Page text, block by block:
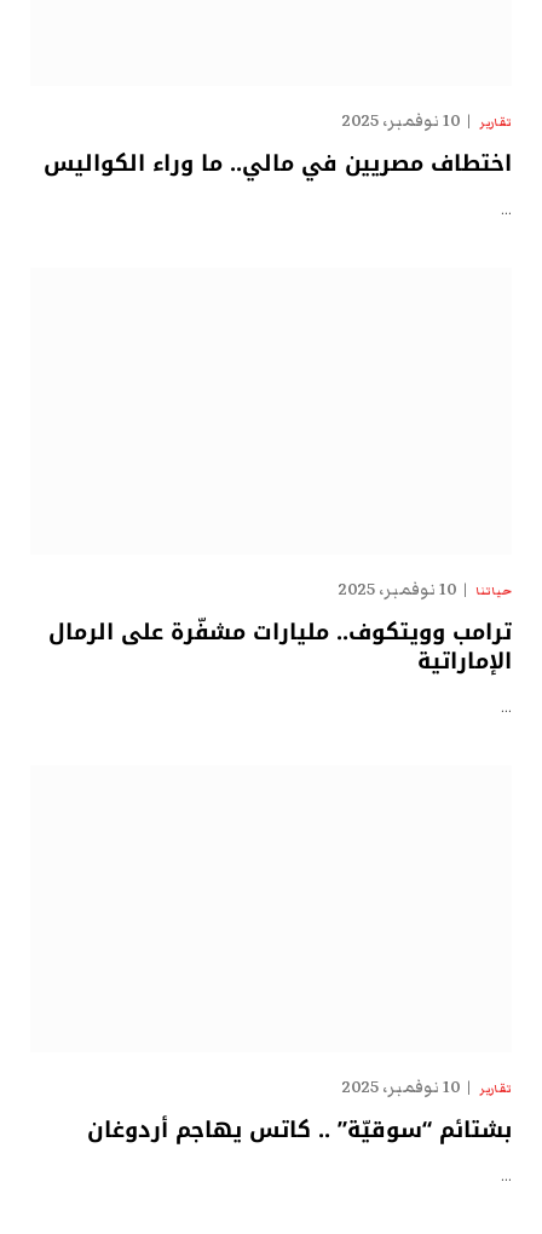
تقارير 10 نوفمبر، 2025
اختطاف مصريين في مالي.. ما وراء الكواليس
…
حياتنا 10 نوفمبر، 2025
ترامب وويتكوف.. مليارات مشفّرة على الرمال
الإماراتية
…
تقارير 10 نوفمبر، 2025
بشتائم “سوقيّة” .. كاتس يهاجم أردوغان
…